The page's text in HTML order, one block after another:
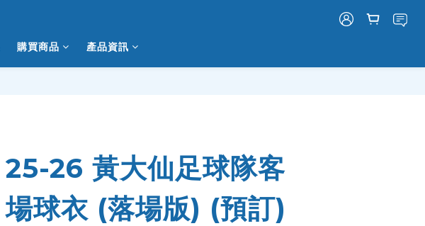
購買商品 產品資訊
25-26 黃大仙足球隊客
場球衣 (落場版) (預訂)